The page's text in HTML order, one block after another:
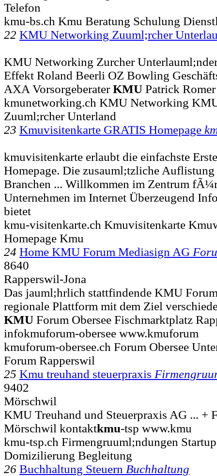
Telefon
kmu-bs.ch Kmu Beratung Schulung
22 KMU Networking Zuuml;rcher
KMU Networking Zurcher
Effekt Roland Beerli OZ Bowling
AXA VorsorgeberaterKMU Patrick Romer
kmunetworking.ch KMU Networking
Zuuml;rcher Unterland
23 Kmuvisitenkarte GRATIS Homepage
kmuvisitenkarte erlaubt die einfachste
Homepage. Die zusauml;tzliche Auflistung
Branchen ... Willkommen im Zentrum
Unternehmen im Internet Überzeugend
bietet
kmu-visitenkarte.ch Kmuvisitenkarte
Homepage Kmu
24 Home KMU Forum Mediasign AG
8640
Rapperswil-Jona
Das jauml;hrlich stattfindende KMU
regionale Plattform mit dem Ziel
KMU Forum Obersee Fischmarktplatz
infokmuforum-obersee www.kmuforum
kmuforum-obersee.ch Forum Obersee
Forum Rapperswil
25 Kmu treuhand steuerpraxis
9402
Mörschwil
KMU Treuhand und Steuerpraxis AG ... +
Mörschwil kontaktkmu-tsp www.kmu
kmu-tsp.ch Firmengruuml;ndungen
Domizilierung Begleitung
26 Buchhaltung Steuern Buchhaltung